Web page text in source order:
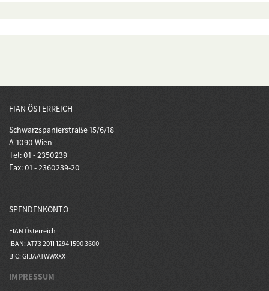
FIAN ÖSTERREICH
Schwarzspanierstraße 15/6/18
A-1090 Wien
Tel: 01 - 2350239
Fax: 01 - 2360239-20
SPENDENKONTO
FIAN Österreich
IBAN: AT73 2011 1294 1590 3600
BIC: GIBAATWWXXX
IMPRESSUM